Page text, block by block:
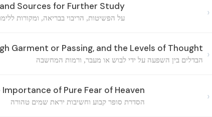
Sources for Further Study
על הפשיטות, הריבוי בבריאה, ומקורות ›
Garment or Passing, and the Levels of Thought
הבדלים בין השפעה על ידי לבוש או מעבר, ורמות המחשבה ›
of Pure Fear of Heaven
הסדרת סופר קבוע וחשיבות יראת שמים טהורה ›